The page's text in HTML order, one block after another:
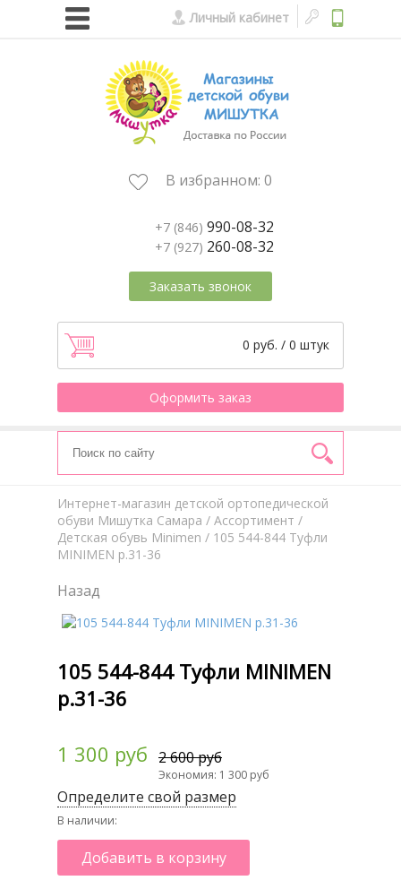
Личный кабинет
В избранном: 0
+7 (846) 990-08-32
+7 (927) 260-08-32
Заказать звонок
0 руб. / 0 штук
Оформить заказ
Интернет-магазин детской ортопедической
обуви Мишутка Самара / Aссортимент /
Детская обувь Minimen / 105 544-844 Туфли
MINIMEN р.31-36
Назад
105 544-844 Туфли MINIMEN
р.31-36
1 300 руб 2 600 руб
Экономия: 1 300 руб
Определите свой размер
В наличии:
Добавить в корзину